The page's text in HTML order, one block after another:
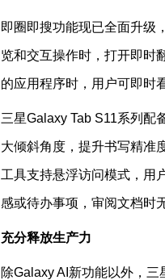
即圈即搜功能现已全面升级
览和交互操作时，打开即时
的应用程序时，用户可即时
三星Galaxy Tab S11系列配
大倾斜角度，提升书写精准
工具支持悬浮访问模式，用
感或待办事项，审阅文档时
充分释放生产力
除Galaxy AI新功能以外，